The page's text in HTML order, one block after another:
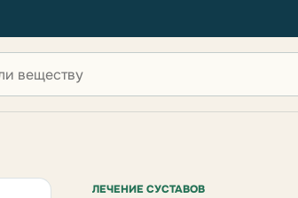
ЛЕЧЕНИЕ СУСТАВОВ